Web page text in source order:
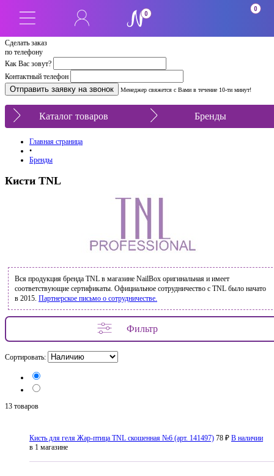
Сделать заказ
по телефону
Как Вас зовут?
Контактный телефон
Менеджер свяжется с Вами в течение 10-ти минут!
0
0
Каталог товаров Бренды
Главная страница
•
Бренды
Кисти TNL
Вся продукция бренда TNL в магазине NailBox оригинальная и имеет
соответствующие сертификаты. Официальное сотрудничество с TNL было начато
в 2015. Партнерское письмо о сотрудничестве.
Фильтр
Сортировать:
13 товаров
Кисть для геля Жар-птица TNL скошенная №6 (арт. 141497) 78 ₽ В наличии
в 1 магазине